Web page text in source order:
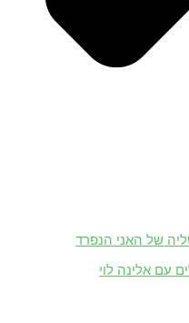
של האני הנפרד
עם אלינה לוי